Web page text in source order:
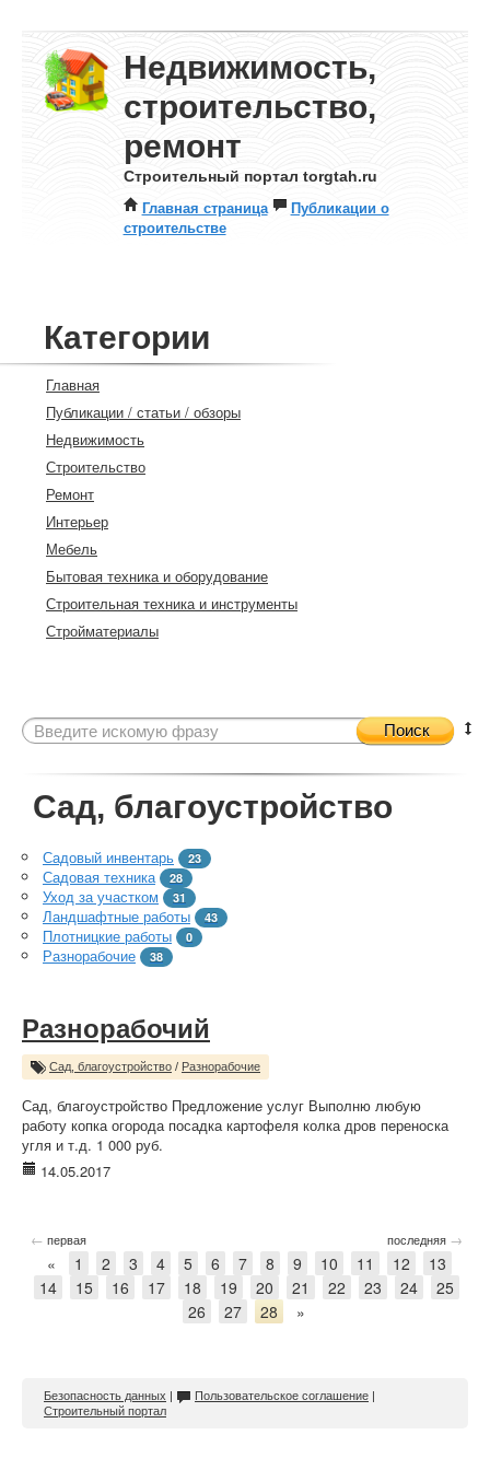
Недвижимость,
строительство,
ремонт
Строительный портал torgtah.ru
Главная страница
Публикации о
строительстве
Категории
Главная
Публикации / статьи / обзоры
Недвижимость
Строительство
Ремонт
Интерьер
Мебель
Бытовая техника и оборудование
Строительная техника и инструменты
Стройматериалы
Поиск
Сад, благоустройство
Садовый инвентарь 23
Садовая техника 28
Уход за участком 31
Ландшафтные работы 43
Плотницкие работы 0
Разнорабочие 38
Разнорабочий
Сад, благоустройство / Разнорабочие
Сад, благоустройство Предложение услуг Выполню любую
работу копка огорода посадка картофеля колка дров переноска
угля и т.д. 1 000 руб.
14.05.2017
← первая последняя →
« 1 2 3 4 5 6 7 8 9 10 11 12
13
14
15 16 17 18 19 20 21 22 23 24
25
26
27 28 »
Безопасность данных | Пользовательское соглашение |
Строительный портал